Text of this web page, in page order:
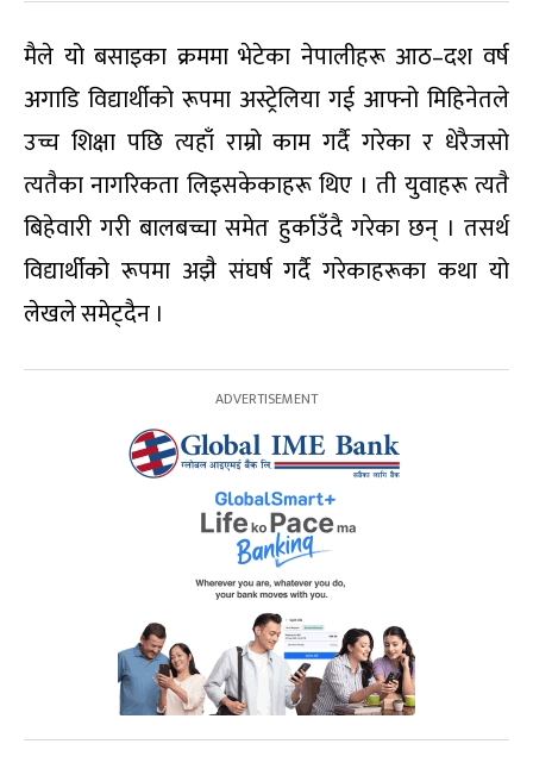
मैले यो बसाइका क्रममा भेटेका नेपालीहरू आठ–दश वर्ष
अगाडि विद्यार्थीको रूपमा अस्ट्रेलिया गई आफ्नो मिहिनेतले
उच्च शिक्षा पछि त्यहाँ राम्रो काम गर्दै गरेका र धेरैजसो
त्यतैका नागरिकता लिइसकेकाहरू थिए । ती युवाहरू त्यतै
बिहेवारी गरी बालबच्चा समेत हुर्काउँदै गरेका छन् । तसर्थ
विद्यार्थीको रूपमा अझै संघर्ष गर्दै गरेकाहरूका कथा यो
लेखले समेट्दैन ।